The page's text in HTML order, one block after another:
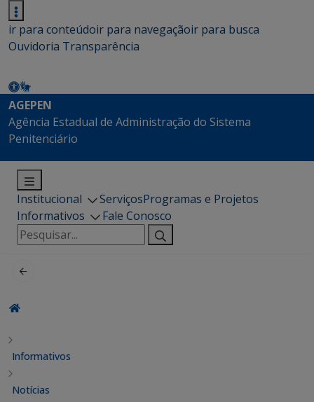
ir para conteúdoir para navegaçãoir para busca
Ouvidoria Transparência
AGEPEN
Agência Estadual de Administração do Sistema
Penitenciário
Institucional ServiçosProgramas e Projetos
Informativos
Fale Conosco
Pesquisar
por:
Informativos
Notícias